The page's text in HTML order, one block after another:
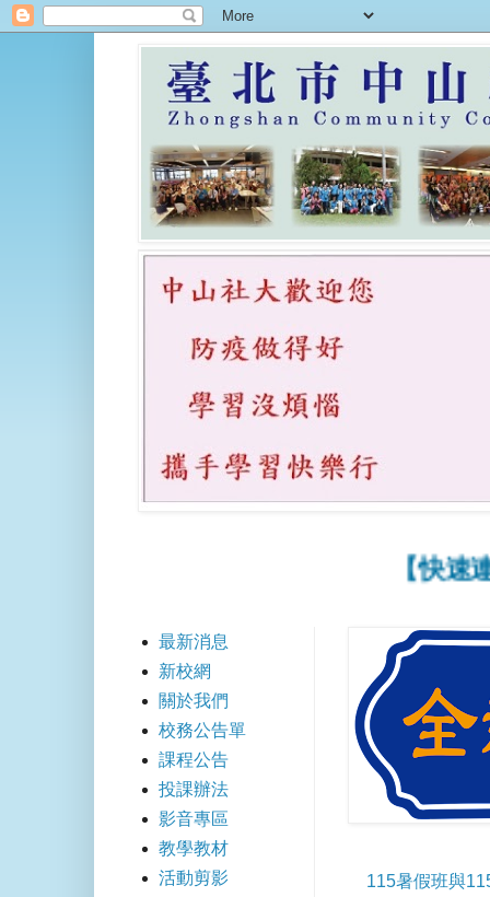
【快速連結
115暑假班與
最新消息
新校網
關於我們
校務公告單
課程公告
投課辦法
影音專區
教學教材
活動剪影